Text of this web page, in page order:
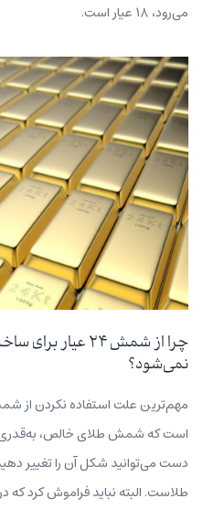
می‌رود، ۱۸ عیار است.
چرا از شمش ۲۴
نمی‌شود؟
است که شمش طلای خالص، به‌قدری
دست می‌توانید شکل آن را تغییر
طلاست. البته نباید فراموش کرد